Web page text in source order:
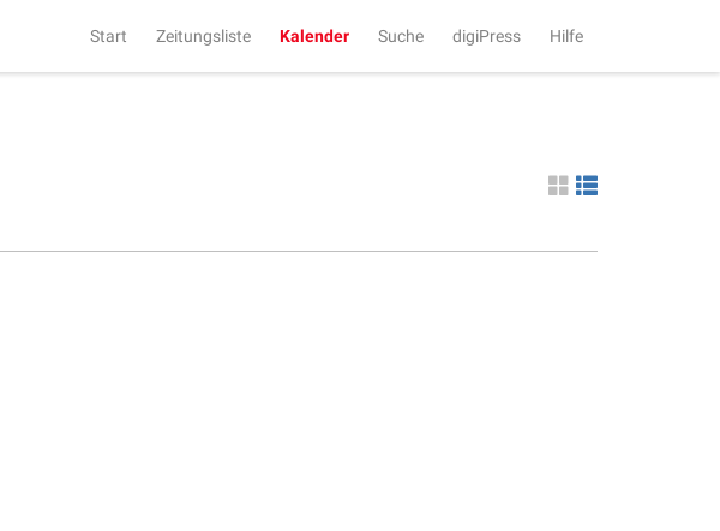
Start Zeitungsliste Kalender Suche digiPress Hilfe